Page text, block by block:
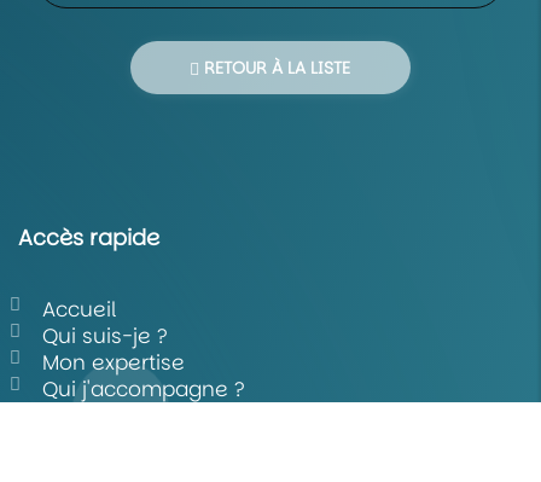
RETOUR À LA LISTE
Accès rapide
Accueil
Qui suis-je ?
Mon expertise
Qui j'accompagne ?